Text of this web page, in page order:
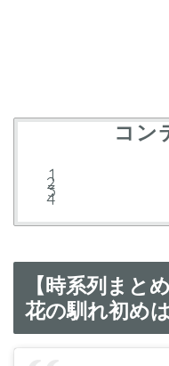
コン
【時系列まと
花の馴れ初め